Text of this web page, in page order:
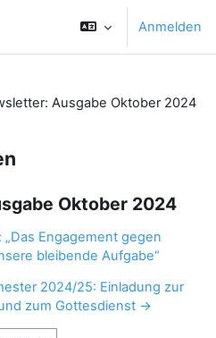
Anmelden
Ausgabe Oktober 2024
Oktober 2024
Engagement gegen
bleibende Aufgabe“
2024/25: Einladung zur
zum Gottesdienst →